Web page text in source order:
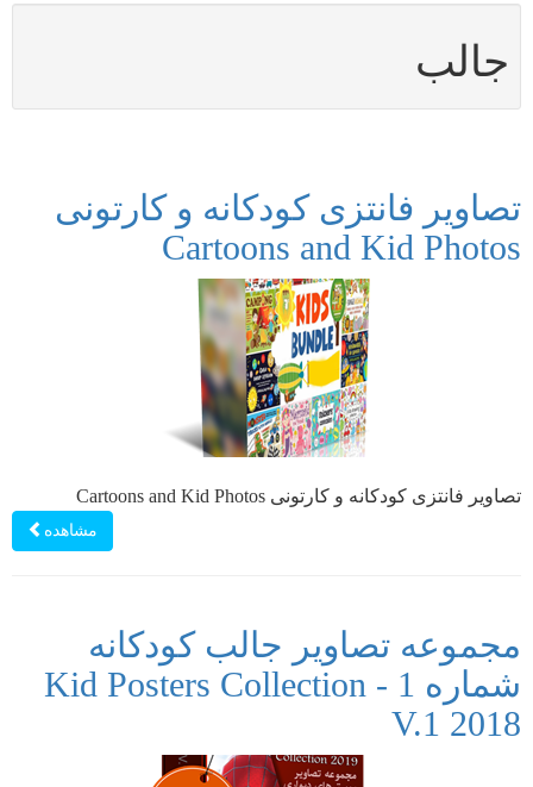
جالب
تصاویر فانتزی کودکانه و کارتونی
Cartoons and Kid Photos
تصاویر فانتزی کودکانه و کارتونی Cartoons and Kid Photos
مشاهده
مجموعه تصاویر جالب کودکانه
شماره 1 - Kid Posters Collection
V.1 2018